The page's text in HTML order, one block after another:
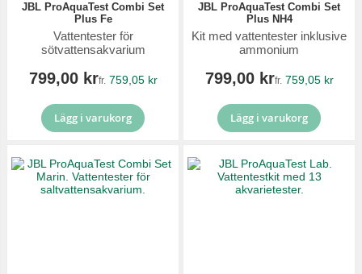
JBL ProAquaTest Combi Set
Plus Fe
Vattentester för
sötvattensakvarium
799,00 krfr. 759,05 kr
Lägg i varukorg
JBL ProAquaTest Combi Set
Plus NH4
Kit med vattentester inklusive
ammonium
799,00 krfr. 759,05 kr
Lägg i varukorg